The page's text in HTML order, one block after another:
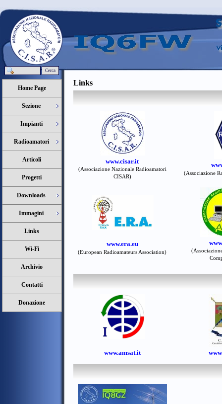
Cerca
Home Page
Sezione
Impianti
Radioamatori
Articoli
Progetti
Downloads
Immagini
Links
Wi-Fi
Archivio
Contatti
Donazione
Links
www.cisar.it
(Associazione Nazionale Radioamatori
CISAR)
(Associazione
www.era.eu
(European Radioamateurs Association)
www.amsat.it